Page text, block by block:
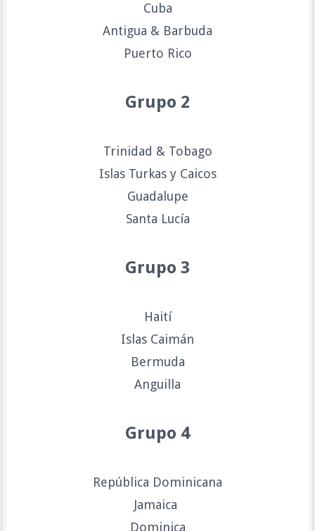
Cuba
Antigua & Barbuda
Puerto Rico
Grupo 2
Trinidad & Tobago
Islas Turkas y Caicos
Guadalupe
Santa Lucía
Grupo 3
Haití
Islas Caimán
Bermuda
Anguilla
Grupo 4
República Dominicana
Jamaica
Dominica